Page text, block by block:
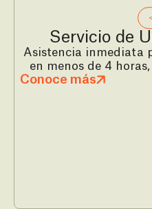
Servicio de
Asistencia inmediata
en menos de 4
Conoce más